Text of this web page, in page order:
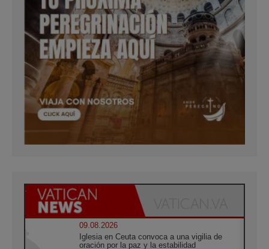
09.08.2026
Iglesia en Ceuta convoca a una vigilia de
oración por la paz y la estabilidad